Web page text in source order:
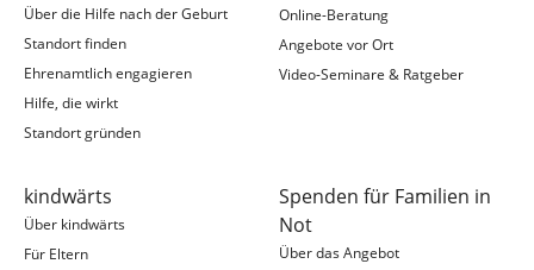
Über die Hilfe nach der Geburt
Standort finden
Ehrenamtlich engagieren
Hilfe, die wirkt
Standort gründen
Online-Beratung
Angebote vor Ort
Video-Seminare & Ratgeber
kindwärts
Über kindwärts
Für Eltern
Spenden für Familien in
Not
Über das Angebot